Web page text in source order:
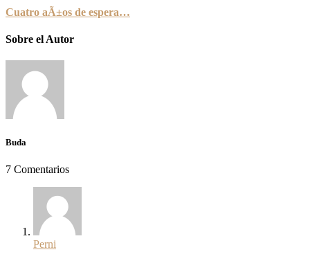
Cuatro aÃ±os de espera…
Sobre el Autor
Buda
7 Comentarios
Perni